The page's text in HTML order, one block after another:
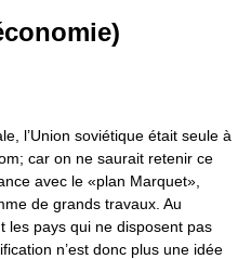
l’Union soviétique était seule à
car on ne saurait retenir ce
avec le «plan Marquet»,
de grands travaux. Au
les pays qui ne disposent pas
n’est donc plus une idée